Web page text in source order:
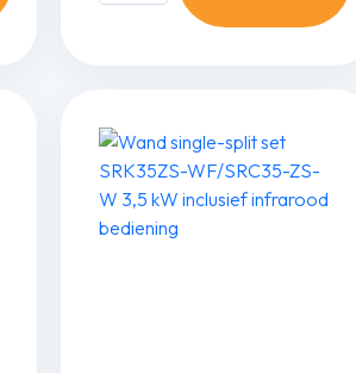
ZT-
WFT/SRC
25
ZT-